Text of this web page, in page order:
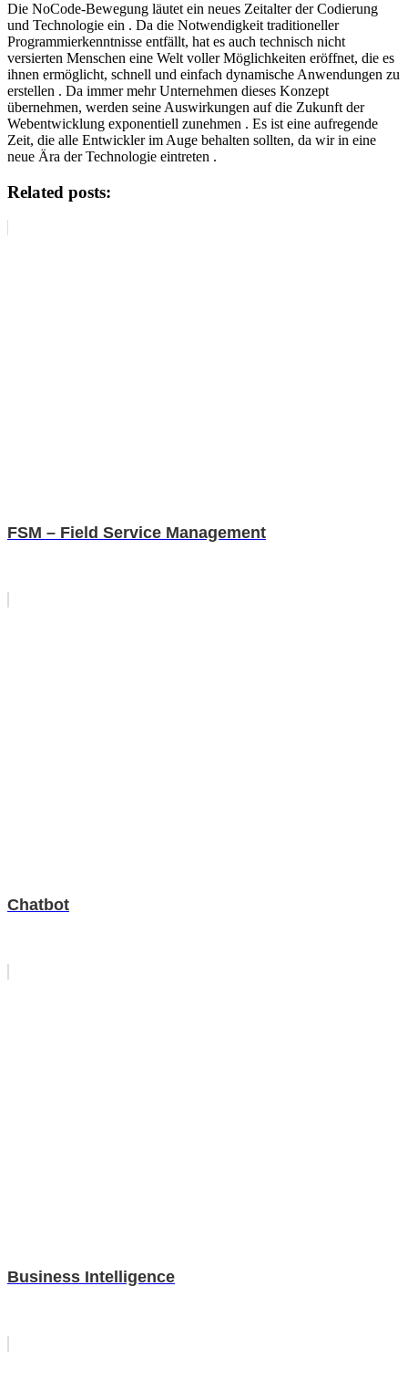
Die NoCode-Bewegung läutet ein neues Zeitalter der Codierung
und Technologie ein . Da die Notwendigkeit traditioneller
Programmierkenntnisse entfällt, hat es auch technisch nicht
versierten Menschen eine Welt voller Möglichkeiten eröffnet, die es
ihnen ermöglicht, schnell und einfach dynamische Anwendungen zu
erstellen . Da immer mehr Unternehmen dieses Konzept
übernehmen, werden seine Auswirkungen auf die Zukunft der
Webentwicklung exponentiell zunehmen . Es ist eine aufregende
Zeit, die alle Entwickler im Auge behalten sollten, da wir in eine
neue Ära der Technologie eintreten .
Related posts:
FSM – Field Service Management
Chatbot
Business Intelligence